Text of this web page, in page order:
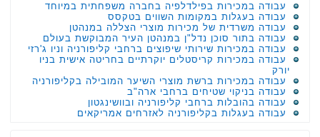
עבודה במכירות בפילדלפיה בחברה משפחתית במיוחד
עבודה בעגלות במקומות השווים בטקסס
עבודה משרדית של מכירות מוצרי הצללה במנהטן
עבודה בתור סוכן נדל"ן במנהטן העיר המבוקשת בעולם
עבודה במכירות שירותי שיפוצים ברחבי קליפורניה וניו ג'רזי
עבודה במכירות קריסטלים יוקרתיים בחריטה אישית בניו
יורק
עבודה במכירות ברשת מוצרי השיער המובילה בקליפורניה
עבודה בניקוי שטיחים ברחבי ארה"ב
עבודה בהובלות ברחבי קליפורניה ובוושינגטון
עבודה בעגלות בקליפורניה לאזרחים אמריקאים